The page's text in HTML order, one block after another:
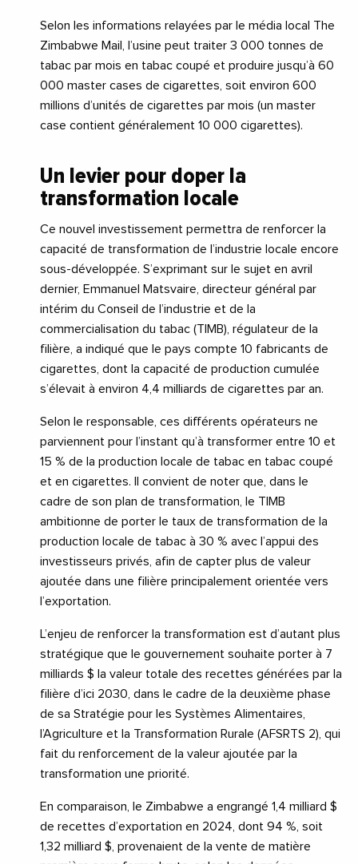
Selon les informations relayées par le média local The
Zimbabwe Mail, l’usine peut traiter 3 000 tonnes de
tabac par mois en tabac coupé et produire jusqu’à 60
000 master cases de cigarettes, soit environ 600
millions d’unités de cigarettes par mois (un master
case contient généralement 10 000 cigarettes).
Un levier pour doper la
transformation locale
Ce nouvel investissement permettra de renforcer la
capacité de transformation de l’industrie locale encore
sous-développée. S’exprimant sur le sujet en avril
dernier, Emmanuel Matsvaire, directeur général par
intérim du Conseil de l’industrie et de la
commercialisation du tabac (TIMB), régulateur de la
filière, a indiqué que le pays compte 10 fabricants de
cigarettes, dont la capacité de production cumulée
s’élevait à environ 4,4 milliards de cigarettes par an.
Selon le responsable, ces différents opérateurs ne
parviennent pour l’instant qu’à transformer entre 10 et
15 % de la production locale de tabac en tabac coupé
et en cigarettes. Il convient de noter que, dans le
cadre de son plan de transformation, le TIMB
ambitionne de porter le taux de transformation de la
production locale de tabac à 30 % avec l’appui des
investisseurs privés, afin de capter plus de valeur
ajoutée dans une filière principalement orientée vers
l’exportation.
L’enjeu de renforcer la transformation est d’autant plus
stratégique que le gouvernement souhaite porter à 7
milliards $ la valeur totale des recettes générées par la
filière d’ici 2030, dans le cadre de la deuxième phase
de sa Stratégie pour les Systèmes Alimentaires,
l’Agriculture et la Transformation Rurale (AFSRTS 2), qui
fait du renforcement de la valeur ajoutée par la
transformation une priorité.
En comparaison, le Zimbabwe a engrangé 1,4 milliard $
de recettes d’exportation en 2024, dont 94 %, soit
1,32 milliard $, provenaient de la vente de matière